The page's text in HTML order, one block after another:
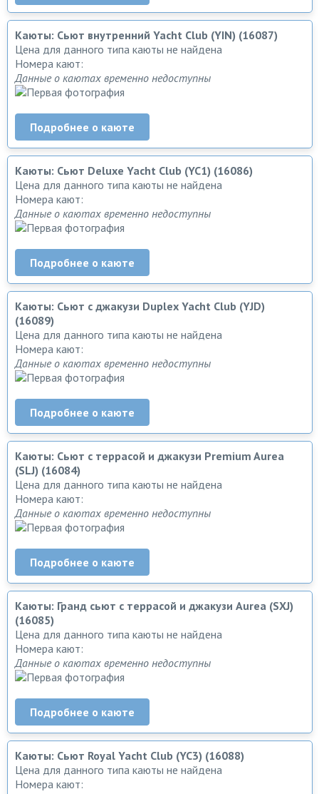
Каюты: Сьют внутренний Yacht Club (YIN) (16087)
Цена для данного типа каюты не найдена
Номера кают:
Данные о каютах временно недоступны
Подробнее о каюте
Каюты: Сьют Deluxe Yacht Club (YC1) (16086)
Цена для данного типа каюты не найдена
Номера кают:
Данные о каютах временно недоступны
Подробнее о каюте
Каюты: Сьют с джакузи Duplex Yacht Club (YJD)
(16089)
Цена для данного типа каюты не найдена
Номера кают:
Данные о каютах временно недоступны
Подробнее о каюте
Каюты: Сьют с террасой и джакузи Premium Aurea
(SLJ) (16084)
Цена для данного типа каюты не найдена
Номера кают:
Данные о каютах временно недоступны
Подробнее о каюте
Каюты: Гранд сьют с террасой и джакузи Aurea (SXJ)
(16085)
Цена для данного типа каюты не найдена
Номера кают:
Данные о каютах временно недоступны
Подробнее о каюте
Каюты: Сьют Royal Yacht Club (YC3) (16088)
Цена для данного типа каюты не найдена
Номера кают: